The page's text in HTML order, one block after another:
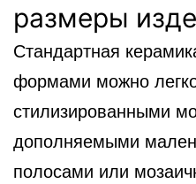
размеры
Стандартная
формами можно
стилизированными
дополняемыми
полосами или